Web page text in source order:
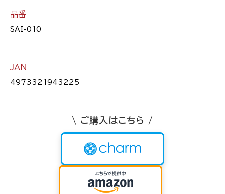
品番
SAI-010
JAN
4973321943225
\ ご購入はこちら /